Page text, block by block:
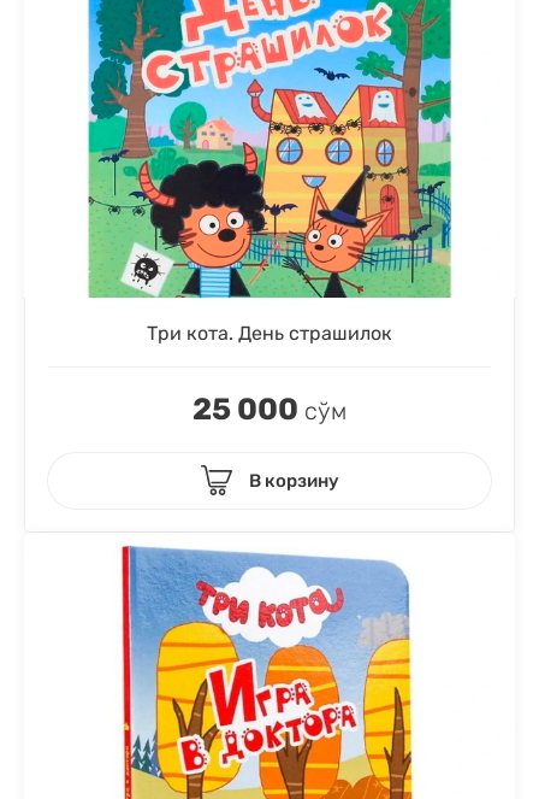
Три кота. День страшилок
25 000 сўм
В корзину